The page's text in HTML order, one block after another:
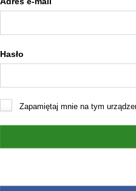
Hasło
Zapamiętaj mnie na tym